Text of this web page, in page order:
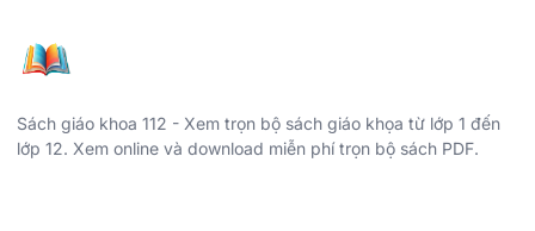
Sách giáo khoa 112 - Xem trọn bộ sách giáo khọa từ lớp 1 đến
lớp 12. Xem online và download miễn phí trọn bộ sách PDF.